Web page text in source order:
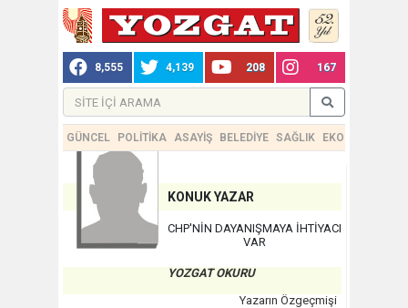
8,555 4,139 208 167
GÜNCEL POLİTİKA ASAYİŞ BELEDİYE SAĞLIK EKONOMİ
KONUK YAZAR
CHP'NİN DAYANIŞMAYA İHTİYACI
VAR
YOZGAT OKURU
Yazarın Özgeçmişi